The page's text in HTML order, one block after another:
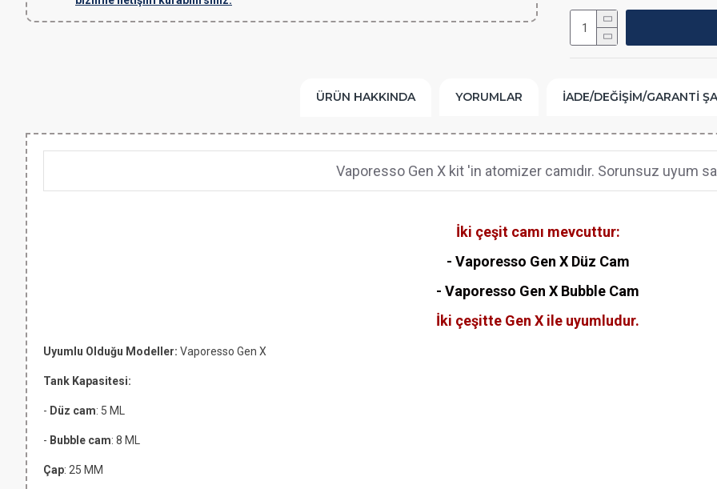
ÜRÜN HAKKINDA YORUMLAR İADE/DEĞIŞIM/GARANTI
Vaporesso Gen X kit 'in atomizer camıdır. Sorunsuz uyum
İki çeşit camı mevcuttur:
- Vaporesso Gen X Düz Cam
- Vaporesso Gen X Bubble Cam
İki çeşitte Gen X ile uyumludur.
Uyumlu Olduğu Modeller: Vaporesso Gen X
Tank Kapasitesi:
- Düz cam: 5 ML
- Bubble cam: 8 ML
Çap: 25 MM